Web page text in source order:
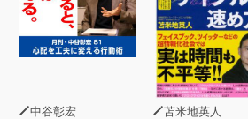
中谷彰宏 苫米地英人